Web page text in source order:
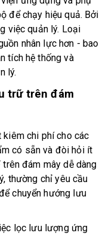
để chạy hiệu quả. Bởi
việc quản lý. Loại
nhân lực hơn - bao
tích hệ thống và
lý.
trữ trên đám
chi phí cho các
có sẵn và đòi hỏi ít
đám mây dễ dàng
thường chỉ yêu cầu
chuyển hướng lưu
lọc lưu lượng ứng